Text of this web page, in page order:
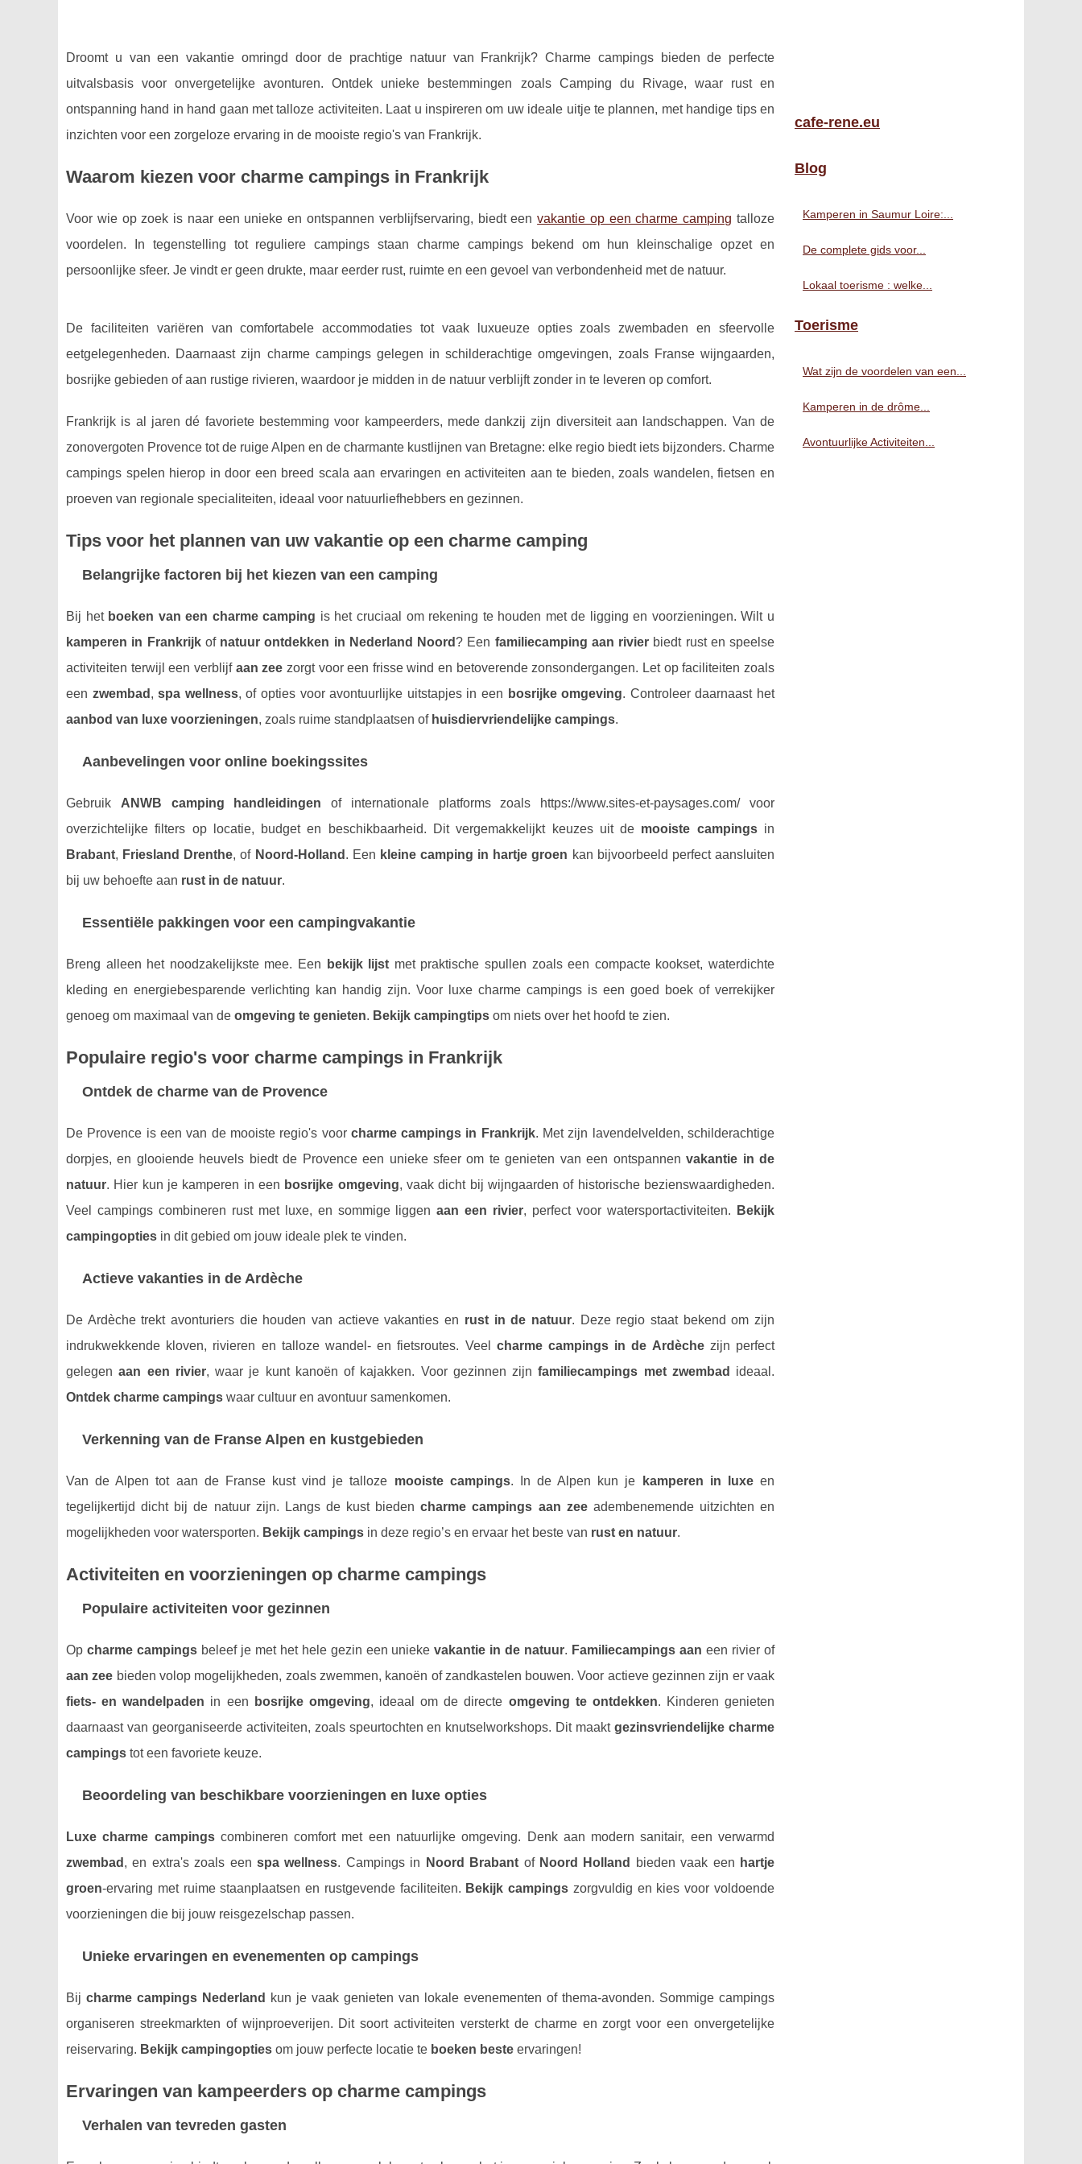
Droomt u van een vakantie omringd door de prachtige natuur van Frankrijk? Charme campings bieden de perfecte
uitvalsbasis voor onvergetelijke avonturen. Ontdek unieke bestemmingen zoals Camping du Rivage, waar rust en
ontspanning hand in hand gaan met talloze activiteiten. Laat u inspireren om uw ideale uitje te plannen, met handige tips en
inzichten voor een zorgeloze ervaring in de mooiste regio's van Frankrijk.
Waarom kiezen voor charme campings in Frankrijk
Voor wie op zoek is naar een unieke en ontspannen verblijfservaring, biedt eenvakantie op een charme camping talloze
voordelen. In tegenstelling tot reguliere campings staan charme campings bekend om hun
kleinschalige opzet en
persoonlijke sfeer. Je vindt er geen drukte, maar eerder rust, ruimte en een gevoel van verbondenheid met de natuur.
De faciliteiten variëren van comfortabele accommodaties tot vaak luxueuze opties zoals zwembaden en sfeervolle
eetgelegenheden. Daarnaast zijn charme campings gelegen in schilderachtige omgevingen, zoals Franse wijngaarden,
bosrijke gebieden of aan rustige rivieren, waardoor je midden in de natuur verblijft zonder in te leveren op comfort.
Frankrijk is al jaren dé favoriete bestemming voor kampeerders, mede dankzij zijn diversiteit aan landschappen. Van de
zonovergoten Provence tot de ruige Alpen en de charmante kustlijnen van Bretagne: elke regio biedt iets bijzonders. Charme
campings spelen hierop in door een breed scala aan ervaringen en activiteiten aan te bieden, zoals wandelen, fietsen en
proeven van regionale specialiteiten, ideaal voor natuurliefhebbers en gezinnen.
Tips voor het plannen van uw vakantie op een charme camping
Belangrijke factoren bij het kiezen van een camping
Bij het boeken van een charme camping is het cruciaal om rekening te houden met de ligging en voorzieningen. Wilt u
kamperen in Frankrijkof natuur ontdekken in Nederland Noord? Een familiecamping aan rivier biedt rust en speelse
activiteiten terwijl een verblijf aan zee zorgt voor een frisse wind en betoverende zonsondergangen. Let op faciliteiten zoals
een zwembad ,spa wellness, of opties voor avontuurlijke uitstapjes in een bosrijke omgeving. Controleer daarnaast het
aanbod van luxe voorzieningen, zoals ruime standplaatsen of huisdiervriendelijke campings.
Aanbevelingen voor online boekingssites
Gebruik ANWB camping handleidingen of internationale platforms zoals https://www.sites-et-paysages.com/ voor
overzichtelijke filters op locatie, budget en beschikbaarheid. Dit vergemakkelijkt keuzes uit de mooiste campingsin
Brabant, Friesland Drenthe, of Noord-Holland . Een kleine camping in hartje groen kan bijvoorbeeld perfect aansluiten
bij uw behoefte aan rust in de natuur.
Essentiële pakkingen voor een campingvakantie
Breng alleen het noodzakelijkste mee. Een bekijk lijst met praktische spullen zoals een compacte kookset, waterdichte
kleding en energiebesparende verlichting kan handig zijn. Voor luxe charme campings is een goed boek of verrekijker
genoeg om maximaal van de omgeving te genieten. Bekijk campingtips om niets over het hoofd te zien.
Populaire regio's voor charme campings in Frankrijk
Ontdek de charme van de Provence
De Provence is een van de mooiste regio's voor charme campings in Frankrijk. Met zijn lavendelvelden, schilderachtige
dorpjes, en glooiende heuvels biedt de Provence een unieke sfeer om te genieten van een ontspannenvakantie in de
natuur. Hier kun je kamperen in een bosrijke omgeving, vaak dicht bij wijngaarden of historische bezienswaardigheden.
Veel campings combineren rust met luxe, en sommige liggenaan een rivier, perfect voor watersportactiviteiten.
Bekijk
campingopties in dit gebied om jouw ideale plek te vinden.
Actieve vakanties in de Ardèche
De Ardèche trekt avonturiers die houden van actieve vakanties en rust in de natuur. Deze regio staat bekend om zijn
indrukwekkende kloven, rivieren en talloze wandel- en fietsroutes. Veel charme campings in de Ardèchezijn perfect
gelegenaan een rivier, waar je kunt kanoën of kajakken. Voor gezinnen zijnfamiliecampings met zwembad
ideaal.
Ontdek charme campings waar cultuur en avontuur samenkomen.
Verkenning van de Franse Alpen en kustgebieden
Van de Alpen tot aan de Franse kust vind je talloze mooiste campings. In de Alpen kun je kamperen in luxeen
tegelijkertijd dicht bij de natuur zijn. Langs de kust biedencharme campings aan zeeadembenemende uitzichten en
mogelijkheden voor watersporten. Bekijk campings in deze regio’s en ervaar het beste van rust en natuur.
Activiteiten en voorzieningen op charme campings
Populaire activiteiten voor gezinnen
Op charme campingsbeleef je met het hele gezin een uniekevakantie in de natuur. Familiecampings aan een rivier of
aan zee bieden volop mogelijkheden, zoals zwemmen, kanoën of zandkastelen bouwen. Voor actieve gezinnen zijn er vaak
fiets- en wandelpaden in een bosrijke omgeving, ideaal om de directe omgeving te ontdekken. Kinderen genieten
daarnaast van georganiseerde activiteiten, zoals speurtochten en knutselworkshops. Dit maaktgezinsvriendelijke charme
campings tot een favoriete keuze.
Beoordeling van beschikbare voorzieningen en luxe opties
Luxe charme campingscombineren comfort met een natuurlijke omgeving. Denk aan modern sanitair, een verwarmd
zwembad , en extra's zoals eenspa wellness. Campings in Noord Brabant of Noord Holland bieden vaak een hartje
groen-ervaring met ruime staanplaatsen en rustgevende faciliteiten. Bekijk campings zorgvuldig en kies voor voldoende
voorzieningen die bij jouw reisgezelschap passen.
Unieke ervaringen en evenementen op campings
Bij charme campings Nederland
kun je vaak genieten van lokale evenementen of thema-avonden. Sommige campings
organiseren streekmarkten of wijnproeverijen. Dit soort activiteiten versterkt de charme en zorgt voor een onvergetelijke
reiservaring. Bekijk campingopties om jouw perfecte locatie te boeken beste ervaringen!
Ervaringen van kampeerders op charme campings
Verhalen van tevreden gasten
cafe-rene.eu
Blog
Kamperen in Saumur Loire:...
De complete gids voor...
Lokaal toerisme : welke...
Toerisme
Wat zijn de voordelen van een...
Kamperen in de drôme...
Avontuurlijke Activiteiten...